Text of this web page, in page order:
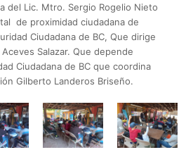
del Lic. Mtro. Sergio Rogelio Nieto
de proximidad ciudadana de
Ciudadana de BC, Que dirige
Salazar. Que depende
Ciudadana de BC que coordina
Gilberto Landeros Briseño.